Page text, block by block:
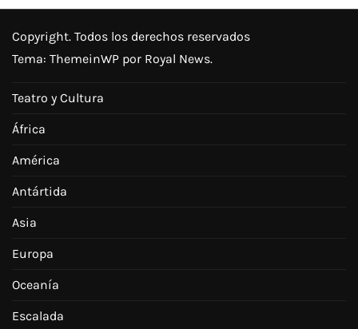
Copyright. Todos los derechos reservados
Tema: ThemeinWP por Royal News.
Teatro y Cultura
África
América
Antártida
Asia
Europa
Oceanía
Escalada